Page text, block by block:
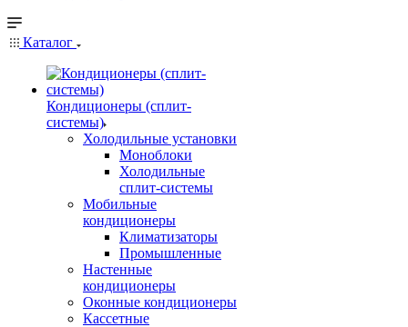
Каталог
Кондиционеры (сплит-
системы)
Холодильные установки
Моноблоки
Холодильные
сплит-системы
Мобильные
кондиционеры
Климатизаторы
Промышленные
Настенные
кондиционеры
Оконные кондиционеры
Кассетные